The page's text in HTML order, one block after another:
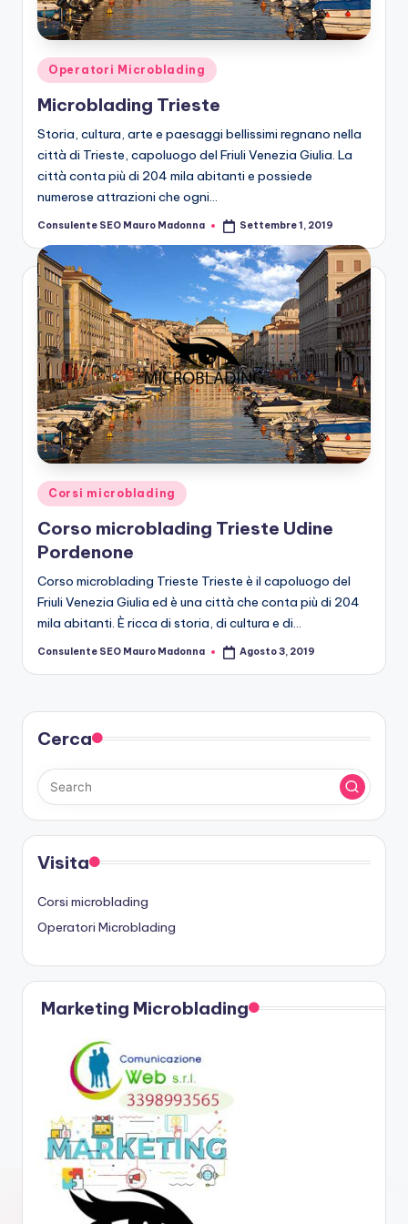
g
M
ic
o
b
n
di
n
g
M
ic
r
o
b
le
di
n
g
Posted
in
Operatori Microblading
Microblading Trieste
Storia, cultura, arte e paesaggi bellissimi regnano nella
città di Trieste, capoluogo del Friuli Venezia Giulia. La
città conta più di 204 mila abitanti e possiede
numerose attrazioni che ogni…
Posted
Consulente SEO Mauro Madonna Settembre 1, 2019
Posted
in
Corsi microblading
Corso microblading Trieste Udine
Pordenone
Corso microblading Trieste Trieste è il capoluogo del
Friuli Venezia Giulia ed è una città che conta più di 204
mila abitanti. È ricca di storia, di cultura e di…
Posted
Consulente SEO Mauro Madonna Agosto 3, 2019
Cerca
Visita
Corsi microblading
Operatori Microblading
Marketing Microblading